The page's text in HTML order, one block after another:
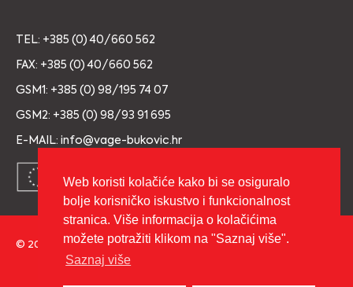
TEL: +385 (0) 40/660 562
FAX: +385 (0) 40/660 562
GSM1: +385 (0) 98/195 74 07
GSM2: +385 (0) 98/93 91 695
E-MAIL: info@vage-bukovic.hr
© 2026 Copyright VAGE BUKOVIĆ d.o.o. Sva prava pridržana.
Izrada:
Web koristi kolačiće kako bi se osiguralo
bolje korisničko iskustvo i funkcionalnost
stranica. Više informacija o kolačićima
možete potražiti klikom na "Saznaj više".
Saznaj više